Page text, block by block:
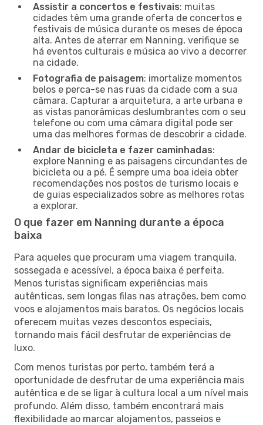
Assistir a concertos e festivais: muitas
cidades têm uma grande oferta de concertos e
festivais de música durante os meses de época
alta. Antes de aterrar em Nanning, verifique se
há eventos culturais e música ao vivo a decorrer
na cidade.
Fotografia de paisagem: imortalize momentos
belos e perca-se nas ruas da cidade com a sua
câmara. Capturar a arquitetura, a arte urbana e
as vistas panorâmicas deslumbrantes com o seu
telefone ou com uma câmara digital pode ser
uma das melhores formas de descobrir a cidade.
Andar de bicicleta e fazer caminhadas:
explore Nanning e as paisagens circundantes de
bicicleta ou a pé. É sempre uma boa ideia obter
recomendações nos postos de turismo locais e
de guias especializados sobre as melhores rotas
a explorar.
O que fazer em Nanning durante a época
baixa
Para aqueles que procuram uma viagem tranquila,
sossegada e acessível, a época baixa é perfeita.
Menos turistas significam experiências mais
autênticas, sem longas filas nas atrações, bem como
voos e alojamentos mais baratos. Os negócios locais
oferecem muitas vezes descontos especiais,
tornando mais fácil desfrutar de experiências de
luxo.
Com menos turistas por perto, também terá a
oportunidade de desfrutar de uma experiência mais
autêntica e de se ligar à cultura local a um nível mais
profundo. Além disso, também encontrará mais
flexibilidade ao marcar alojamentos, passeios e